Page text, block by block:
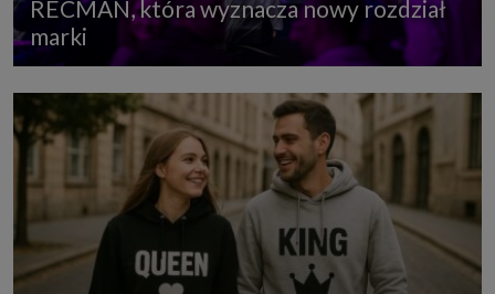
RECMAN, która wyznacza nowy rozdział
marki